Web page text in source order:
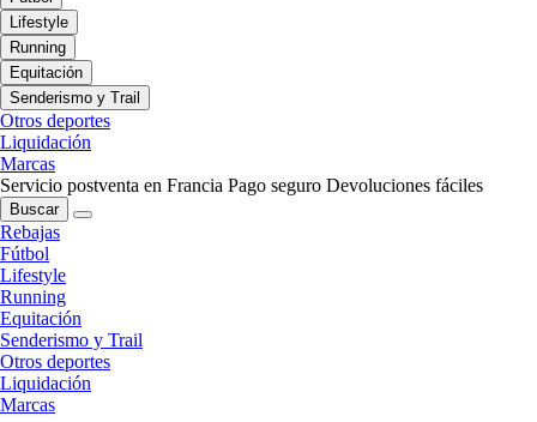
Lifestyle
Running
Equitación
Senderismo y Trail
Otros deportes
Liquidación
Marcas
Servicio postventa en Francia Pago seguro Devoluciones fáciles
Buscar
Rebajas
Fútbol
Lifestyle
Running
Equitación
Senderismo y Trail
Otros deportes
Liquidación
Marcas